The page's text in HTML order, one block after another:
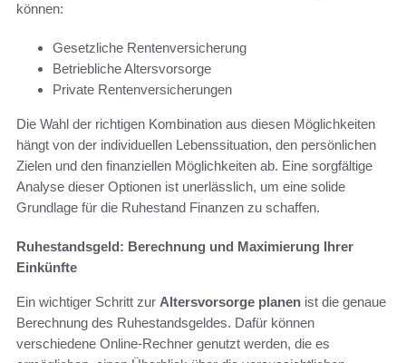
können:
Gesetzliche Rentenversicherung
Betriebliche Altersvorsorge
Private Rentenversicherungen
Die Wahl der richtigen Kombination aus diesen Möglichkeiten
hängt von der individuellen Lebenssituation, den persönlichen
Zielen und den finanziellen Möglichkeiten ab. Eine sorgfältige
Analyse dieser Optionen ist unerlässlich, um eine solide
Grundlage für die Ruhestand Finanzen zu schaffen.
Ruhestandsgeld: Berechnung und Maximierung Ihrer
Einkünfte
Ein wichtiger Schritt zur Altersvorsorge planen ist die genaue
Berechnung des Ruhestandsgeldes. Dafür können
verschiedene Online-Rechner genutzt werden, die es